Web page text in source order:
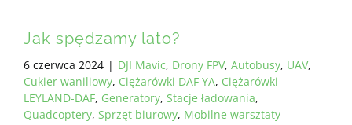
Jak spędzamy lato?
6 czerwca 2024 | DJI Mavic, Drony FPV, Autobusy, UAV,
Cukier waniliowy, Ciężarówki DAF YA, Ciężarówki
LEYLAND-DAF, Generatory, Stacje ładowania,
Quadcoptery, Sprzęt biurowy, Mobilne warsztaty